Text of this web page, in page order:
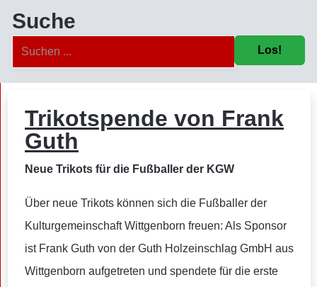
Suche
Los!
Trikotspende von Frank
Guth
Neue Trikots für die Fußballer der KGW
Über neue Trikots können sich die Fußballer der
Kulturgemeinschaft Wittgenborn freuen: Als Sponsor
ist Frank Guth von der Guth Holzeinschlag GmbH aus
Wittgenborn aufgetreten und spendete für die erste